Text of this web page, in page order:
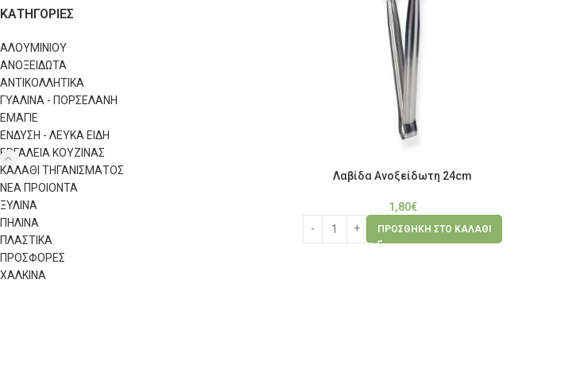
ΚΑΤΗΓΟΡΊΕΣ
ΑΛΟΥΜΙΝΙΟΥ
ΑΝΟΞΕΙΔΩΤΑ
ΑΝΤΙΚΟΛΛΗΤΙΚΑ
ΓΥΑΛΙΝΑ - ΠΟΡΣΕΛΑΝΗ
ΕΜΑΓΙΕ
ΕΝΔΥΣΗ - ΛΕΥΚΑ ΕΙΔΗ
ΕΡΓΑΛΕΙΑ ΚΟΥΖΙΝΑΣ
ΚΑΛΑΘΙ ΤΗΓΑΝΙΣΜΑΤΟΣ
ΝΕΑ ΠΡΟΙΟΝΤΑ
ΞΥΛΙΝΑ
ΠΗΛΙΝΑ
ΠΛΑΣΤΙΚΑ
ΠΡΟΣΦΟΡΕΣ
ΧΑΛΚΙΝΑ
Λαβίδα Ανοξείδωτη 24cm
1,80€
ΠΡΟΣΘΉΚΗ ΣΤΟ ΚΑΛΆΘΙ